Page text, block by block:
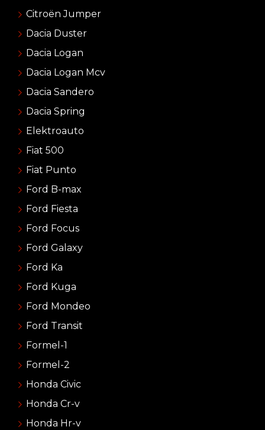
Citroën Jumper
Dacia Duster
Dacia Logan
Dacia Logan Mcv
Dacia Sandero
Dacia Spring
Elektroauto
Fiat 500
Fiat Punto
Ford B-max
Ford Fiesta
Ford Focus
Ford Galaxy
Ford Ka
Ford Kuga
Ford Mondeo
Ford Transit
Formel-1
Formel-2
Honda Civic
Honda Cr-v
Honda Hr-v